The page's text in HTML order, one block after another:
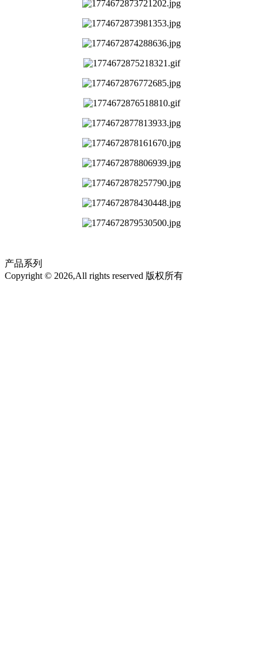
产品系列
Copyright © 2026,All rights reserved 版权所有